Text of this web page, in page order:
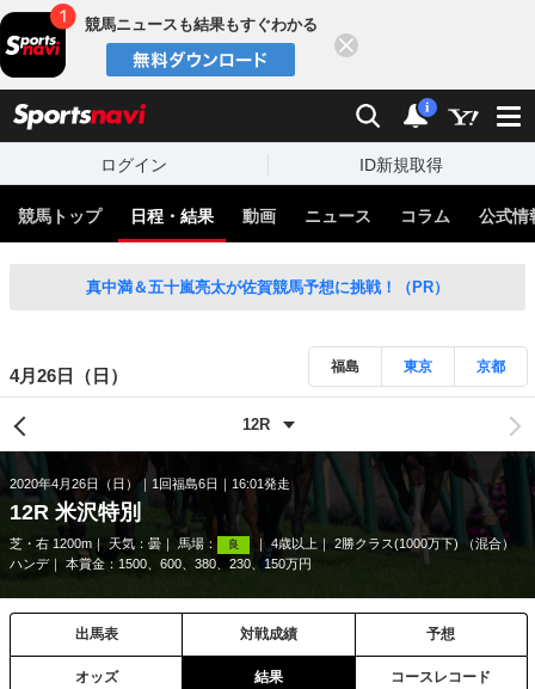
競馬ニュースも結果もすぐわかる
検索 通知
i
ログイン ID新規取得
競馬トップ 日程・結果 動画 ニュース コラム 公式情
真中満＆五十嵐亮太が佐賀競馬予想に挑戦！（PR）
4月26日（日） 福島 東京 京都
2020年4月26日（日） 1回福島6日 16:01発走
12R 米沢特別
芝・右 1200m 天気： 曇 馬場： 良 4歳以上
2勝クラス(1000万下) （混合）
ハンデ
本賞金：1500、600、380、230、150万円
出馬表 対戦成績 予想
オッズ 結果 コースレコード